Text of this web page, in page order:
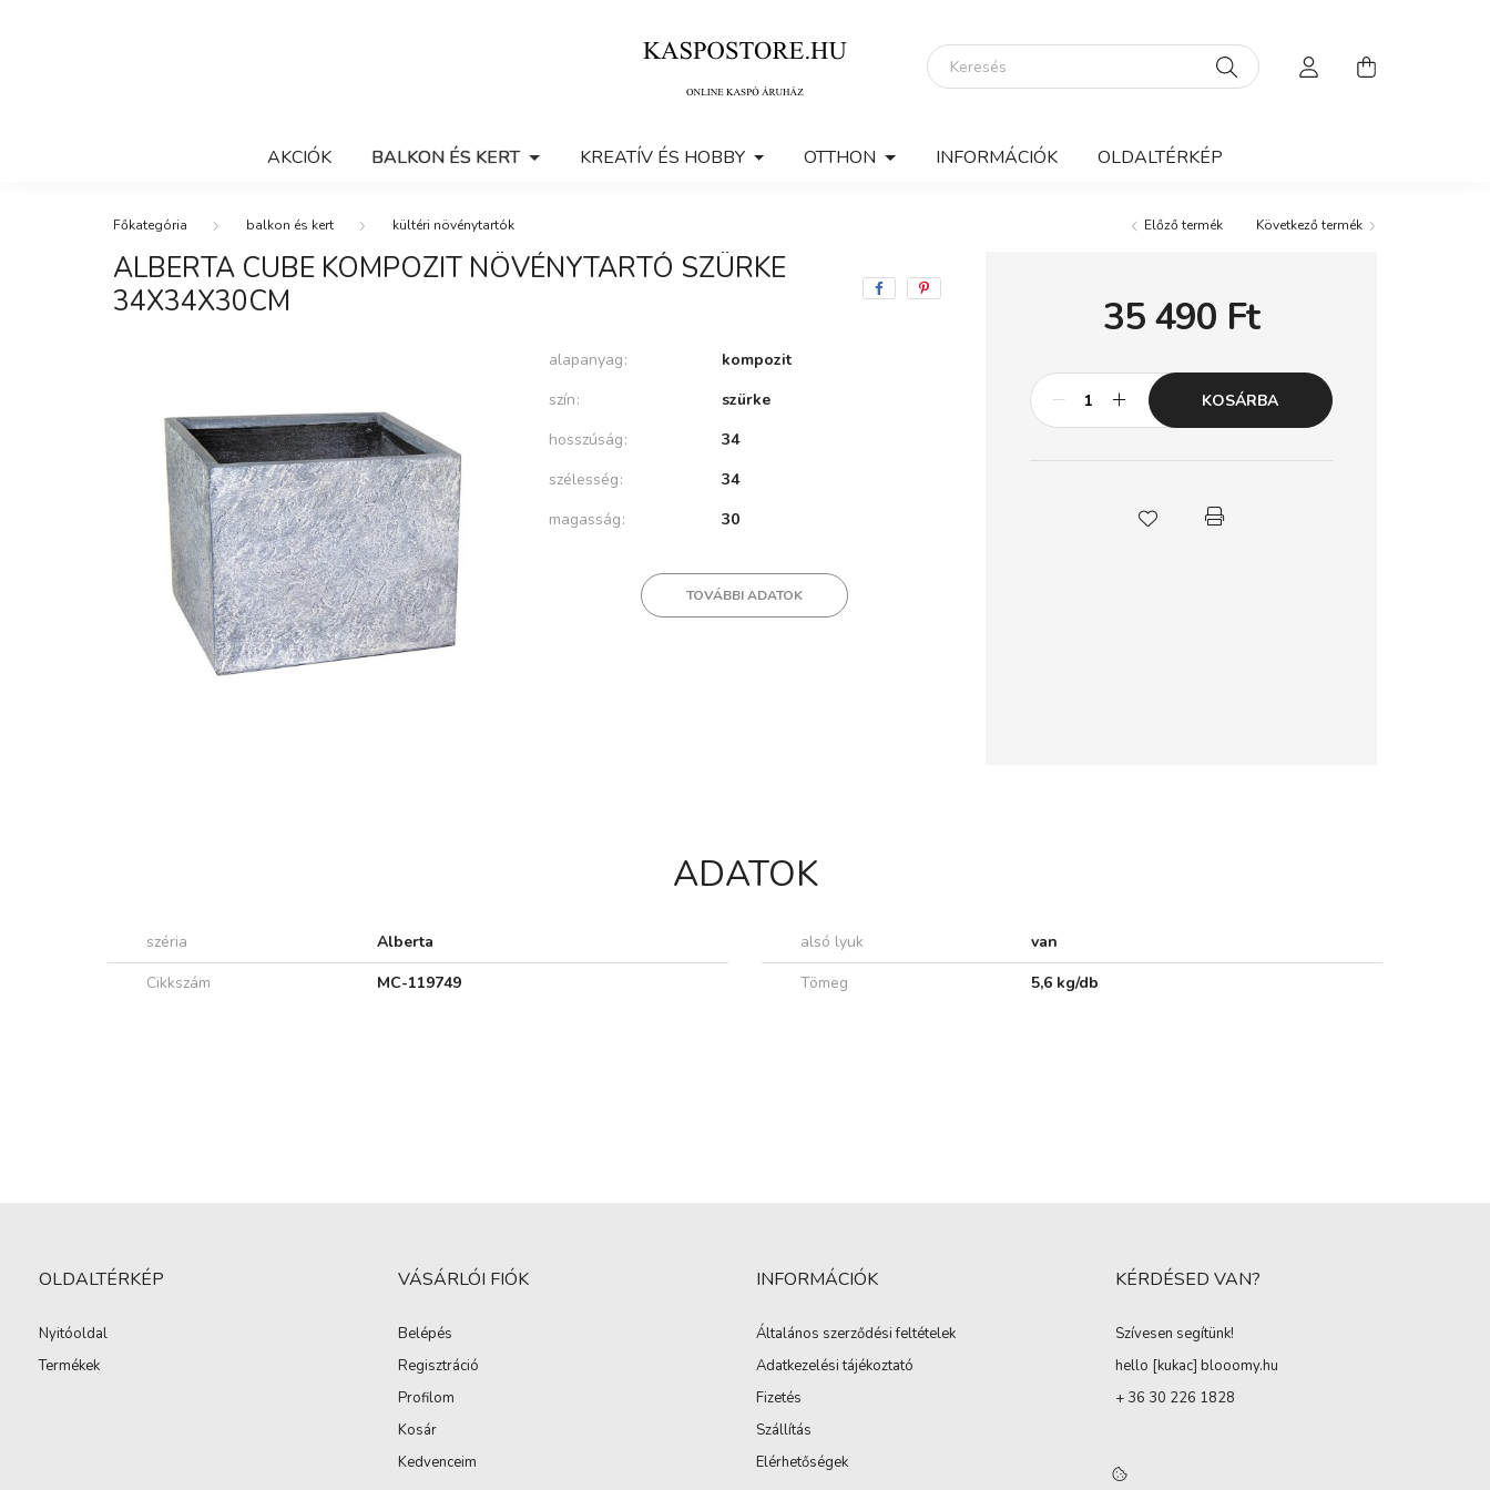
AKCIÓK BALKON ÉS KERT KREATÍV ÉS HOBBY OTTHON INFORMÁCIÓK OLDALTÉRKÉP
balkon és kert kültéri növénytartók Előző termék Következő termék
ALBERTA CUBE KOMPOZIT NÖVÉNYTARTÓ SZÜRKE
34X34X30CM
alapanyag
kompozit
szín
szürke
hosszúság
34
szélesség
34
magasság
30
TOVÁBBI ADATOK
35 490 Ft
KOSÁRBA
ADATOK
széria Alberta alsó lyuk
van
Cikkszám
MC-119749 Tömeg 5,6 kg/db
OLDALTÉRKÉP
Nyitóoldal
Termékek
VÁSÁRLÓI FIÓK
Belépés
Regisztráció
Profilom
Kosár
Kedvenceim
INFORMÁCIÓK
Általános szerződési feltételek
Adatkezelési tájékoztató
Fizetés
Szállítás
Elérhetőségek
KÉRDÉSED VAN?
Szívesen segítünk!
hello [kukac] blooomy.hu
+ 36 30 226 1828